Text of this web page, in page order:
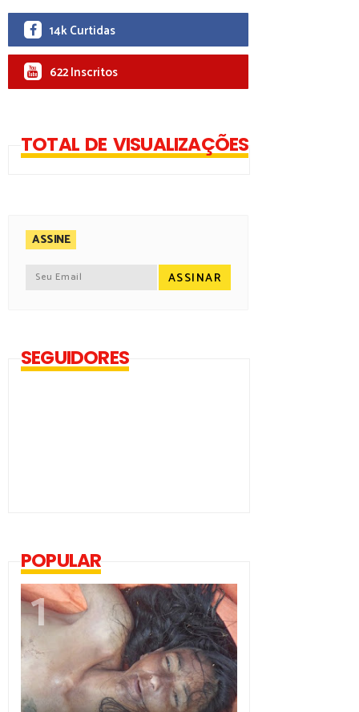
14k Curtidas
622 Inscritos
TOTAL DE VISUALIZAÇÕES
ASSINE
SEGUIDORES
POPULAR